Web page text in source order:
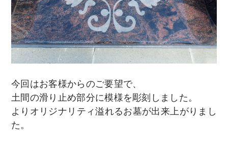
今回はお客様からのご要望で、
土間の滑り止め部分に模様を彫刻しました。
よりオリジナリティ溢れるお墓が出来上がりまし
た。